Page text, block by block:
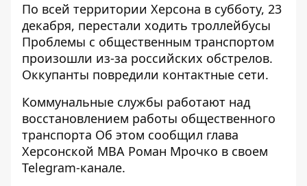
По всей территории Херсона в субботу, 23
декабря, перестали ходить троллейбусы
Проблемы с общественным транспортом
произошли из-за российских обстрелов.
Оккупанты повредили контактные сети.
Коммунальные службы работают над
восстановлением работы общественного
транспорта Об этом сообщил глава
Херсонской МВА Роман Мрочко в своем
Telegram-канале.